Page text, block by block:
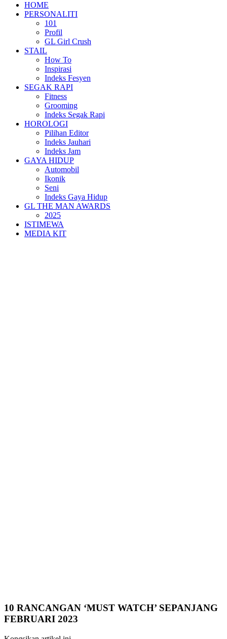
HOME
PERSONALITI
101
Profil
GL Girl Crush
STAIL
How To
Inspirasi
Indeks Fesyen
SEGAK RAPI
Fitness
Grooming
Indeks Segak Rapi
HOROLOGI
Pilihan Editor
Indeks Jauhari
Indeks Jam
GAYA HIDUP
Automobil
Ikonik
Seni
Indeks Gaya Hidup
GL THE MAN AWARDS
2025
ISTIMEWA
MEDIA KIT
10 RANCANGAN ‘MUST WATCH’ SEPANJANG
FEBRUARI 2023